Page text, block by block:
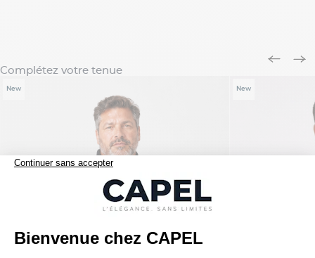
Complétez votre tenue
New New